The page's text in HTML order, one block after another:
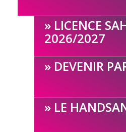
LICENCE
2026/2027
DEVENIR
LE